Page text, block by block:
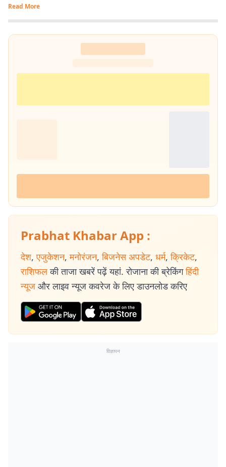
में कार्य करने का मौका मिला. वर्तमान में प्रभात खबर में कंटेंट राइटर के पद पर हूं इसके
माध्यम से नागरिकों के पास तथ्यात्मक और सही सूचनाएँ, खबर और अपडेट देने का कार्य
कर रहा हूं.
Read More
Prabhat Khabar App :
देश, एजुकेशन, मनोरंजन, बिजनेस अपडेट, धर्म, क्रिकेट,
राशिफल की ताजा खबरें पढ़ें यहां. रोजाना की ब्रेकिंग हिंदी
न्यूज और लाइव न्यूज कवरेज के लिए डाउनलोड करिए
विज्ञापन